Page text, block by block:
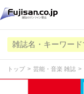
トップ 芸能・音楽 雑誌